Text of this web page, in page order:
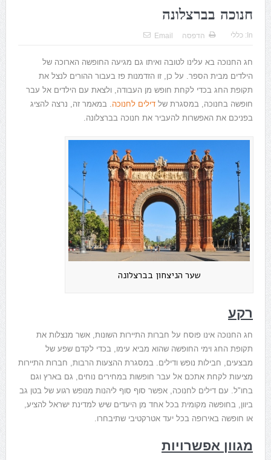
חנוכה בברצלונה
In: כללי הדפסה Email
חג החנוכה בא עלינו לטובה ואיתו גם מגיעה החופשה הארוכה של
הילדים מבית הספר. על כן, זו הזדמנות פז בעבור ההורים לנצל את
תקופת החג בכדי לקחת חופש מן העבודה, ולצאת עם הילדים אל עבר
חופשה בחנוכה, במסגרת של דילים לחנוכה. במאמר זה, נרצה להציג
בפניכם את האפשרות להעביר את חנוכה בברצלונה.
שער הניצחון בברצלונה
רקע
חג החנוכה אינו פוסח על חברות התיירות השונות, אשר מנצלות את
תקופת החג וימי החופשה שהוא מביא עימו, בכדי לקדם שפע של
מבצעים, חבילות נופש ודילים. במסגרת ההצעות הרבות, חברות התיירות
מציעות לקחת אתכם אל עבר חופשות במחירים נוחים, גם בארץ וגם
בחו"ל. עם דילים לחנוכה, אפשר סוף סוף ליהנות מנופש רגוע של בטן גב
ביוון, בחופשה מקומית בכל אחד מן היעדים שיש למדינת ישראל להציע,
או חופשה באירופה בכל יעד אטרקטיבי שתיבחרו.
מגוון אפשרויות